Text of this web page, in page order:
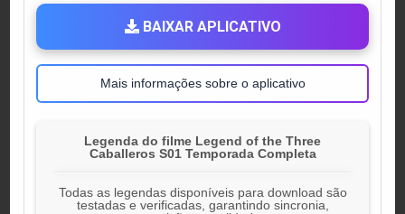
BAIXAR APLICATIVO
Mais informações sobre o aplicativo
Legenda do filme Legend of the Three
Caballeros S01 Temporada Completa
Todas as legendas disponíveis para download são
testadas e verificadas, garantindo sincronia,